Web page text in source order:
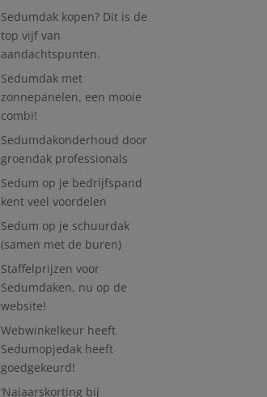
Sedumdak kopen? Dit is de
top vijf van
aandachtspunten.
Sedumdak met
zonnepanelen, een mooie
combi!
Sedumdakonderhoud door
groendak professionals
Sedum op je bedrijfspand
kent veel voordelen
Sedum op je schuurdak
(samen met de buren)
Staffelprijzen voor
Sedumdaken, nu op de
website!
Webwinkelkeur heeft
Sedumopjedak heeft
goedgekeurd!
‘Najaarskorting bij